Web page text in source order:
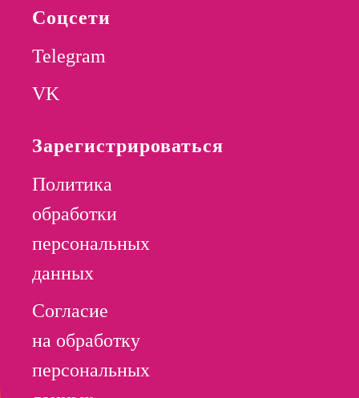
Соцсети
Telegram
VK
Зарегистрироваться
Политика
обработки
персональных
данных
Согласие
на обработку
персональных